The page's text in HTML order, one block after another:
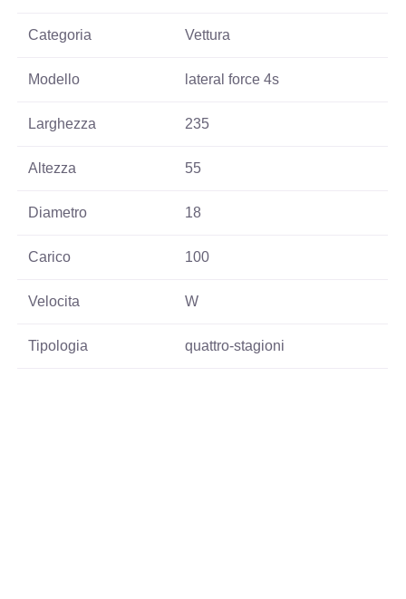
Categoria Vettura
Modello lateral force 4s
Larghezza 235
Altezza 55
Diametro 18
Carico 100
Velocita W
Tipologia quattro-stagioni